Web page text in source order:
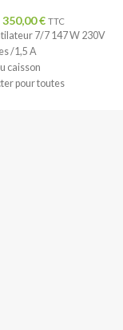
350,00€ TTC
7/7 147 W 230V
/1,5 A
caisson
pour toutes